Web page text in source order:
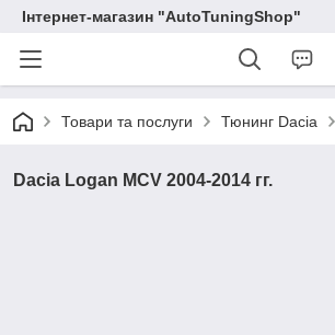
Інтернет-магазин "AutoTuningShop"
Товари та послуги Тюнинг Dacia
Dacia Logan MCV 2004-2014 гг.